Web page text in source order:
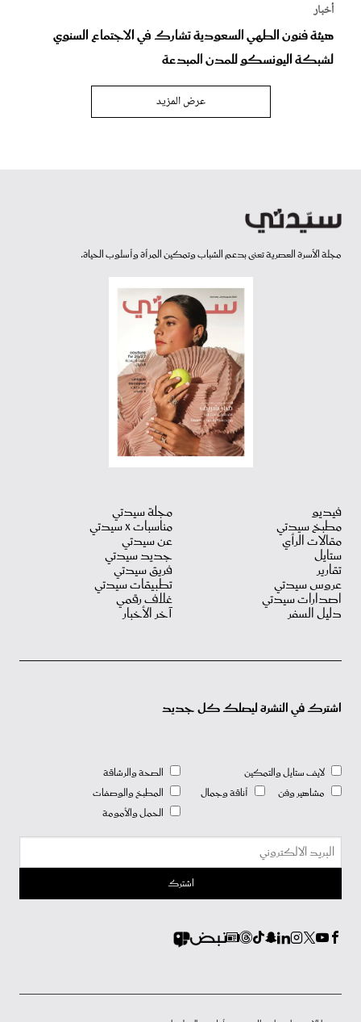
أخبار
هيئة فنون الطهي السعودية تشارك في الاجتماع السنوي
لشبكة اليونسكو للمدن المبدعة
عرض المزيد
مجلة الأسرة العصرية تعنى بدعم الشباب وتمكين المرأة وأسلوب الحياة.
فيديو
مطبخ سيدتي
مقالات الرأي
ستايل
تقارير
عروس سيدتي
اصدارات سيدتي
دليل السفر
مجلة سيدتي
مناسبات X سيدتي
عن سيدتي
جديد سيدتي
فريق سيدتي
تطبيقات سيدتي
غلاف رقمي
آخر الأخبار
اشترك في النشرة ليصلك كل جديد
لايف ستايل والتمكين
مشاهير وفن
أناقة وجمال
الصحة والرشاقة
المطبخ والوصفات
الحمل والأمومة